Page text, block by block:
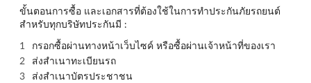
ขั้นตอนการซื้อ และเอกสารที่ต้องใช้ในการทำประกันภัยรถยนต์
สำหรับทุกบริษัทประกันมี :
กรอกซื้อผ่านทางหน้าเว็บไซค์ หรือซื้อผ่านเจ้าหน้าที่ของเรา
ส่งสำเนาทะเบียนรถ
ส่งสำเนาบัตรประชาชน